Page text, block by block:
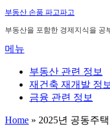
내
용
로
부동산 손품 파고파고
부동산을 포함한 경제지식을 공
메뉴
부동산 관련 정보
재건축 재개발 정보
금융 관련 정보
Home » 2025년 공동주